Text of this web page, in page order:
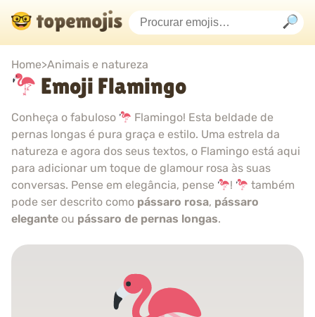
Home>Animais e natureza
Emoji Flamingo
Conheça o fabuloso
Flamingo! Esta beldade de
pernas longas é pura graça e estilo. Uma estrela da
natureza e agora dos seus textos, o Flamingo está aqui
para adicionar um toque de glamour rosa às suas
conversas. Pense em elegância, pense
!
também
pode ser descrito como pássaro rosa, pássaro
elegante ou pássaro de pernas longas.